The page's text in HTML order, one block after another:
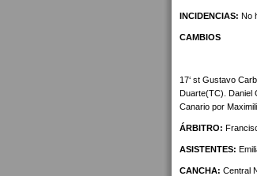
INCIDENCIAS: No
CAMBIOS
17‘ st Gustavo
Duarte(TC). Daniel
Canario por
ÁRBITRO:
ASISTENTES:
CANCHA: Central